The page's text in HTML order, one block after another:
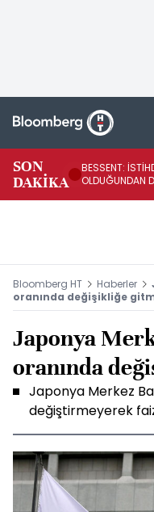
SON
DAKİKA
BESSENT:
OLDUĞUNDAN
Bloomberg HT Haberler
oranında değişikliğe
Japonya
oranında
Japonya Merkez
değiştirmeyerek